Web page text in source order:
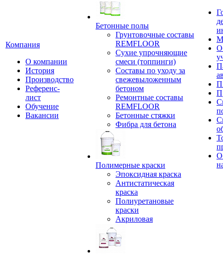
Компания
О компании
История
Производство
Референс-
лист
Обучение
Вакансии
Бетонные полы
Грунтовочные составы
REMFLOOR
Сухие упрочняющие
смеси (топпинги)
Составы по уходу за
свежевыложенным
бетоном
Ремонтные составы
REMFLOOR
Бетонные стяжки
Фибра для бетона
Полимерные краски
Эпоксидная краска
Антистатическая
краска
Полиуретановые
краски
Акриловая